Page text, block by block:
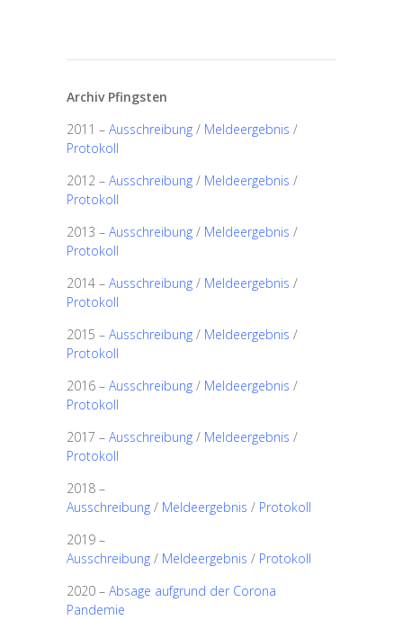
Archiv Pfingsten
2011 – Ausschreibung / Meldeergebnis /
Protokoll
2012 – Ausschreibung / Meldeergebnis /
Protokoll
2013 – Ausschreibung / Meldeergebnis /
Protokoll
2014 – Ausschreibung / Meldeergebnis /
Protokoll
2015 – Ausschreibung / Meldeergebnis /
Protokoll
2016 – Ausschreibung / Meldeergebnis /
Protokoll
2017 – Ausschreibung / Meldeergebnis /
Protokoll
2018 –
Ausschreibung / Meldeergebnis / Protokoll
2019 –
Ausschreibung / Meldeergebnis / Protokoll
2020 – Absage aufgrund der Corona
Pandemie